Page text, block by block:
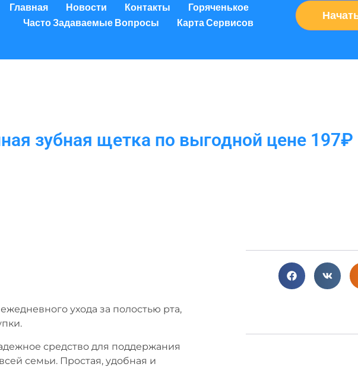
Главная Новости Контакты
Горяченькое
Часто Задаваемые Вопросы
Карта Сервисов
зубная щетка по выгодной цене 197₽
ухода за полостью рта,
средство для поддержания
семьи. Простая, удобная и